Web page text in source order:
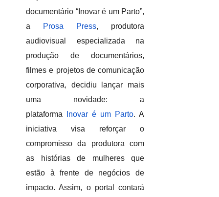
documentário “Inovar é um Parto”,
a
Prosa Press, produtora
audiovisual especializada na
produção de documentários,
filmes e projetos de comunicação
corporativa, decidiu lançar mais
uma novidade: a
plataforma Inovar é um Parto. A
iniciativa visa reforçar o
compromisso da produtora com
as histórias de mulheres que
estão à frente de negócios de
impacto. Assim, o portal contará